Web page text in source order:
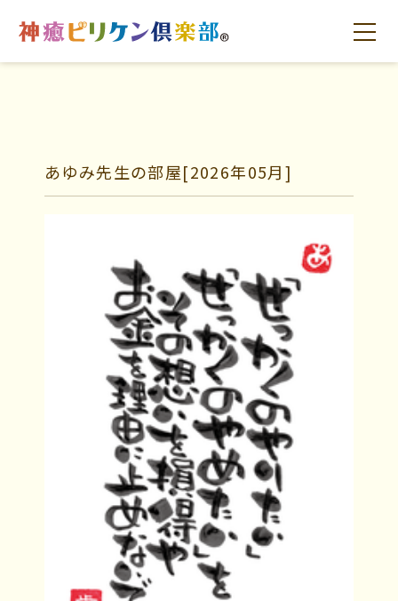
はじめての方へ
交流の場
学びの場
マイビリちゃん診断
風水ミニビリちゃん診断
よくなるメッセージ
体験談
あゆみ先生の部屋[2026年05月]